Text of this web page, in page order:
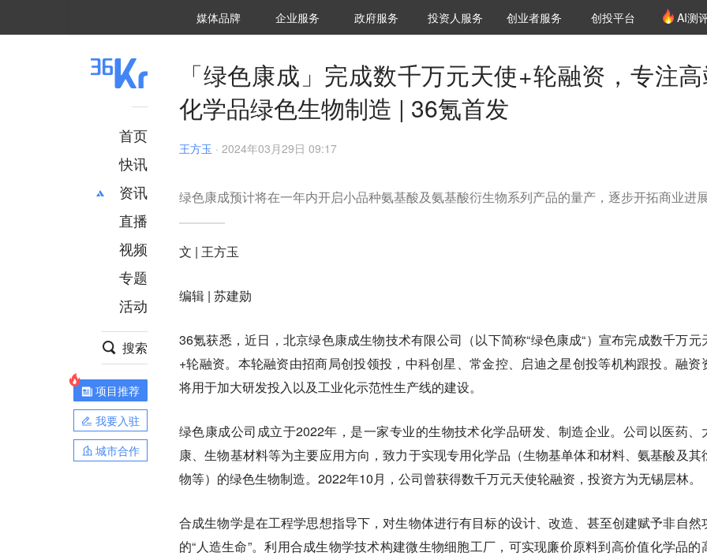
媒体品牌 36Kr研究院
企业服务 城市之窗
政府服务 VClub投资机构库
投资机构职位推介
投资人服务 创投氪堂
创业者服务 创投平台 AI测
首页
快讯
资讯
推荐
财经
项目推荐
安徽
直播
视频
专题
活动
搜索
项目推荐
我要入驻
城市合作
「绿色康成」完成数千万元天使+轮融资，专注
化学品绿色生物制造 | 36氪首发
王方玉 · 2024年03月29日 09:17
绿色康成预计将在一年内开启小品种氨基酸及氨基酸衍生物系列产品的量产，逐步开拓商业进
文 | 王方玉
编辑 | 苏建勋
36氪获悉，近日，北京绿色康成生物技术有限公司（以下简称“绿色康成“）宣布完成数千万元
+轮融资。本轮融资由招商局创投领投，中科创星、常金控、启迪之星创投等机构跟投。融资
将用于加大研发投入以及工业化示范性生产线的建设。
绿色康成公司成立于2022年，是一家专业的生物技术化学品研发、制造企业。公司以医药、
康、生物基材料等为主要应用方向，致力于实现专用化学品（生物基单体和材料、氨基酸及其
物等）的绿色生物制造。2022年10月，公司曾获得数千万元天使轮融资，投资方为无锡层林。
合成生物学是在工程学思想指导下，对生物体进行有目标的设计、改造、甚至创建赋予非自然
的“人造生命”。利用合成生物学技术构建微生物细胞工厂，可实现廉价原料到高价值化学品的